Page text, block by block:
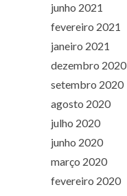
junho 2021
fevereiro 2021
janeiro 2021
dezembro 2020
setembro 2020
agosto 2020
julho 2020
junho 2020
março 2020
fevereiro 2020